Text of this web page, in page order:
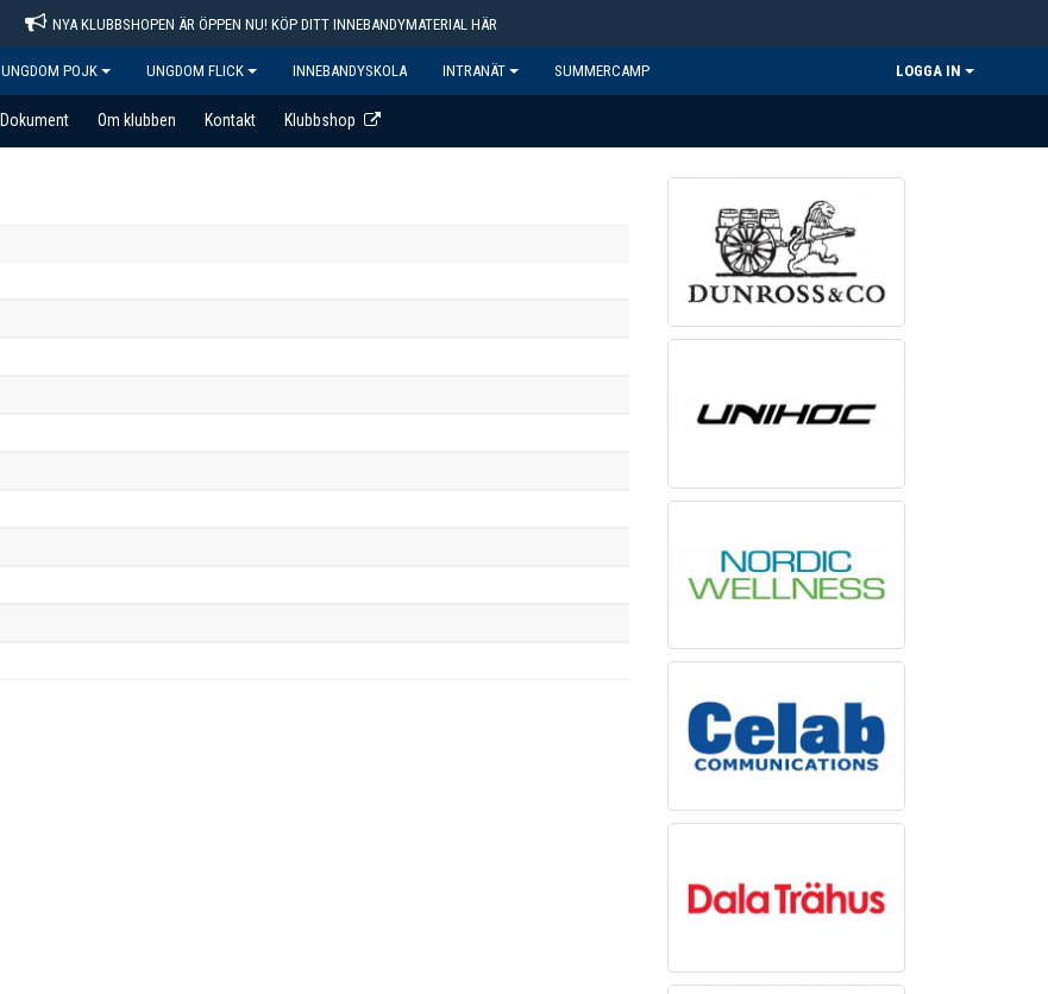
NYA KLUBBSHOPEN ÄR ÖPPEN NU! KÖP DITT INNEBANDYMATERIAL HÄR
UNGDOM POJK UNGDOM FLICK INNEBANDYSKOLA INTRANÄT SUMMERCAMP LOGGA IN
Dokument Om klubben Kontakt Klubbshop